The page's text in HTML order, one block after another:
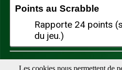
Points au Scrabble
Rapporte 24 points
du jeu.)
Téléchargez notre appli pour
Les cookies nous permettent de